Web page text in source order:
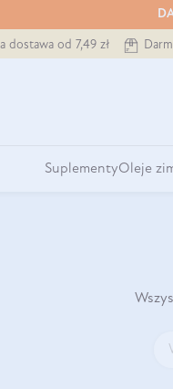
dostawa od 7,49 zł
SuplementyOleje